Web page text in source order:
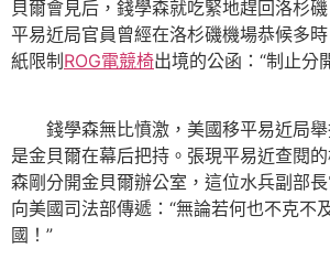
貝爾會見后，錢學森就吃緊地趕回洛杉
平易近局官員曾經在洛杉磯機場恭候多
紙限制ROG電競椅出境的公函：“制止分
錢學森無比憤激，美國移平易近局舉
是金貝爾在幕后把持。張現平易近查閱
森剛分開金貝爾辦公室，這位水兵副部長
向美國司法部傳遞：“無論若何也不克不
國！”